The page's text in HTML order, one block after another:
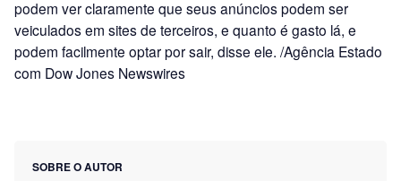
podem ver claramente que seus anúncios podem ser
veiculados em sites de terceiros, e quanto é gasto lá, e
podem facilmente optar por sair, disse ele. /Agência Estado
com Dow Jones Newswires
SOBRE O AUTOR